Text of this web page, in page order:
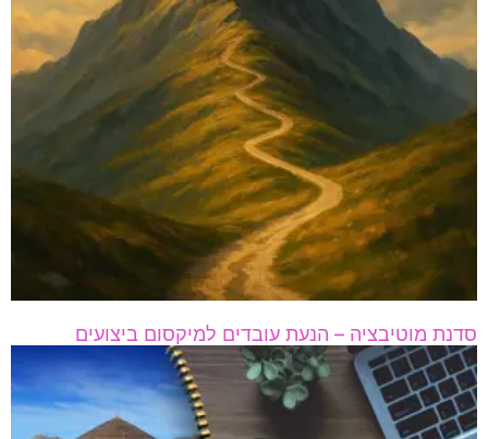
סדנת מוטיבציה – הנעת עובדים למיקסום ביצועים